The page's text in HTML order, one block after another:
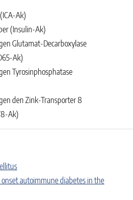
Ak)
(Insulin-Ak)
Glutamat-Decarboxylase
Ak)
Tyrosinphosphatase
den Zink-Transporter 8
Ak)
onset autoimmune diabetes in the